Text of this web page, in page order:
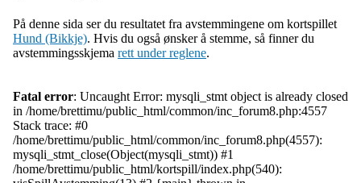
På denne sida ser du resultatet fra avstemmingene om kortspillet
Hund (Bikkje). Hvis du også ønsker å stemme, så finner du
avstemmingsskjema rett under reglene.
Fatal error: Uncaught Error: mysqli_stmt object is already closed
in /home/brettimu/public_html/common/inc_forum8.php:4557
Stack trace: #0
/home/brettimu/public_html/common/inc_forum8.php(4557):
mysqli_stmt_close(Object(mysqli_stmt)) #1
/home/brettimu/public_html/kortspill/index.php(540):